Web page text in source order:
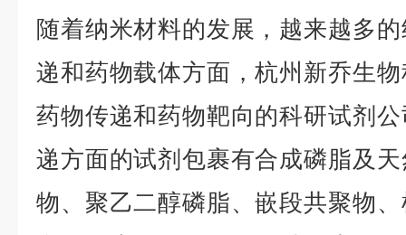
随着纳米材料的发展，越来越多
递和药物载体方面，杭州新乔生
药物传递和药物靶向的科研试剂
递方面的试剂包裹有合成磷脂及
物、聚乙二醇磷脂、嵌段共聚物